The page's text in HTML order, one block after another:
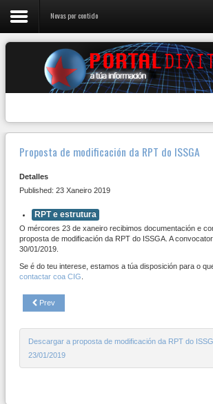
Novas por contido
Proposta de modificación da RPT do ISSGA
Detalles
Published: 23 Xaneiro 2019
RPT e estrutura
O mércores 23 de xaneiro recibimos documentación e
proposta de modificación da RPT do ISSGA. A
30/01/2019.
Se é do teu interese, estamos a túa disposición para o
contactar coa CIG
Prev
Descargar a proposta de modificación da RPT do
23/01/2019